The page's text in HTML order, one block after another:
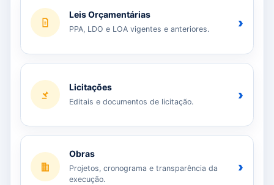
Leis Orçamentárias
PPA, LDO e LOA vigentes e anteriores. ›
Licitações
Editais e documentos de licitação. ›
Obras
Projetos, cronograma e transparência da
execução.
›